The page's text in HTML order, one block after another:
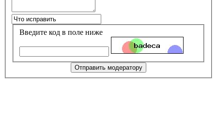
Введите код в поле ниже
Отправить модератору